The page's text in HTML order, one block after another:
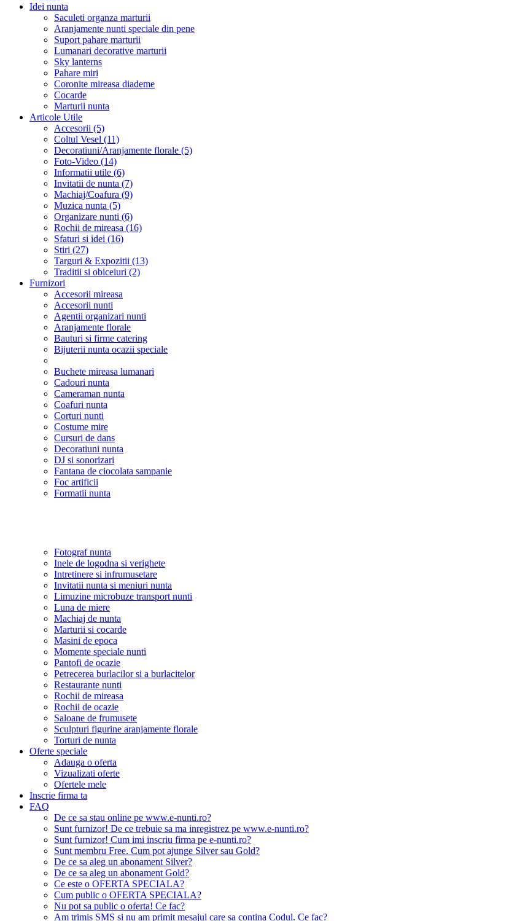
Idei nunta
Saculeti organza marturii
Aranjamente nunti speciale din pene
Suport pahare marturii
Lumanari decorative marturii
Sky lanterns
Pahare miri
Coronite mireasa diademe
Cocarde
Marturii nunta
Articole Utile
Accesorii (5)
Coltul Vesel (11)
Decoratiuni/Aranjamente florale (5)
Foto-Video (14)
Informatii utile (6)
Invitatii de nunta (7)
Machiaj/Coafura (9)
Muzica nunta (5)
Organizare nunti (6)
Rochii de mireasa (16)
Sfaturi si idei (16)
Stiri (27)
Targuri & Expozitii (13)
Traditii si obiceiuri (2)
Furnizori
Accesorii mireasa
Accesorii nunti
Agentii organizari nunti
Aranjamente florale
Bauturi si firme catering
Bijuterii nunta ocazii speciale
Buchete mireasa lumanari
Cadouri nunta
Cameraman nunta
Coafuri nunta
Corturi nunti
Costume mire
Cursuri de dans
Decoratiuni nunta
DJ si sonorizari
Fantana de ciocolata sampanie
Foc artificii
Formatii nunta
Fotograf nunta
Inele de logodna si verighete
Intretinere si infrumusetare
Invitatii nunta si meniuri nunta
Limuzine microbuze transport nunti
Luna de miere
Machiaj de nunta
Marturii si cocarde
Masini de epoca
Momente speciale nunti
Pantofi de ocazie
Petrecerea burlacilor si a burlacitelor
Restaurante nunti
Rochii de mireasa
Rochii de ocazie
Saloane de frumusete
Sculpturi figurine aranjamente florale
Torturi de nunta
Oferte speciale
Adauga o oferta
Vizualizati oferte
Ofertele mele
Inscrie firma ta
FAQ
De ce sa stau online pe www.e-nunti.ro?
Sunt furnizor! De ce trebuie sa ma inregistrez pe www.e-nunti.ro?
Sunt furnizor! Cum imi inscriu firma pe e-nunti.ro?
Sunt membru Free. Cum pot ajunge Silver sau Gold?
De ce sa aleg un abonament Silver?
De ce sa aleg un abonament Gold?
Ce este o OFERTA SPECIALA?
Cum public o OFERTA SPECIALA?
Nu pot sa public o oferta! Ce fac?
Am trimis SMS si nu am primit mesajul care sa contina Codul. Ce fac?